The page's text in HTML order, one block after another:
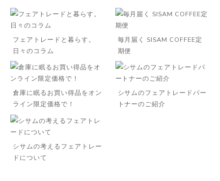
フェアトレードと暮らす。
日々のコラム
毎月届く SISAM COFFEE定
期便
倉庫に眠るお買い得品をオン
ライン限定価格で！
シサムのフェアトレードパー
トナーのご紹介
シサムの考えるフェアトレー
ドについて